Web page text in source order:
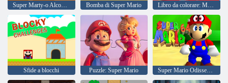
Super Marty-o Alconauta Bomba di Super Mario Libro da colorare: Mario Pattinaggio Felice
Sfide a blocchi Puzzle: Super Mario